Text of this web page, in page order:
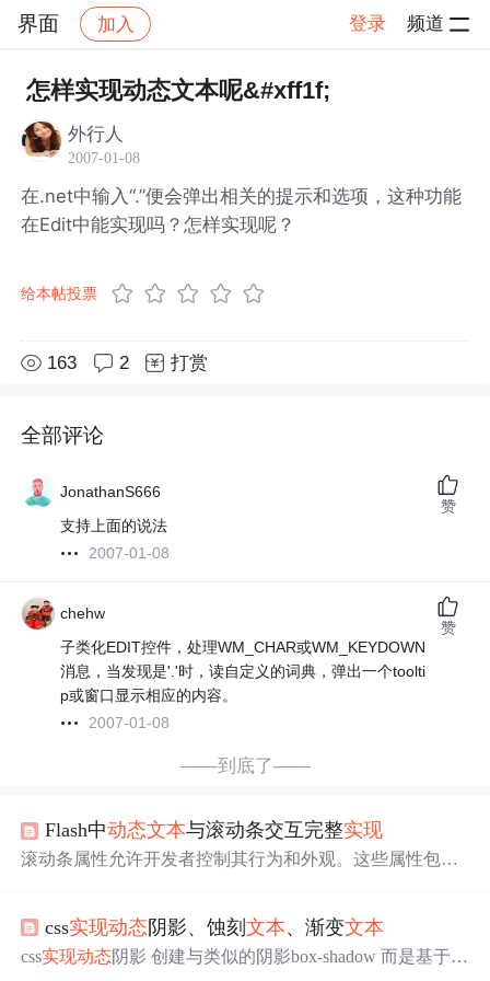
界面 加入 登录 频道
社区 界面 帖子详情
怎样实现动态文本呢&#xff1f;
外行人
2007-01-08
在.net中输入“.”便会弹出相关的提示和选项，这种功能
在Edit中能实现吗？怎样实现呢？
给本帖投票
163 2 打赏
全部评论
JonathanS666
支持上面的说法
2007-01-08
赞
chehw
子类化EDIT控件，处理WM_CHAR或WM_KEYDOWN
消息，当发现是'.'时，读自定义的词典，弹出一个toolti
p或窗口显示相应的内容。
2007-01-08
赞
——到底了——
Flash中动态文本与滚动条交互完整实现
滚动条属性允许开发者控制其行为和外观。这些属性包
为0。最大值：滚动条的最大值，根据内容的长度
算。步长：单次滚动或点击箭头时滚动的距离。页面大
css实现动态阴影、蚀刻文本、渐变文本
css实现动态阴影 创建与类似的阴影box-shadow 而是基于元